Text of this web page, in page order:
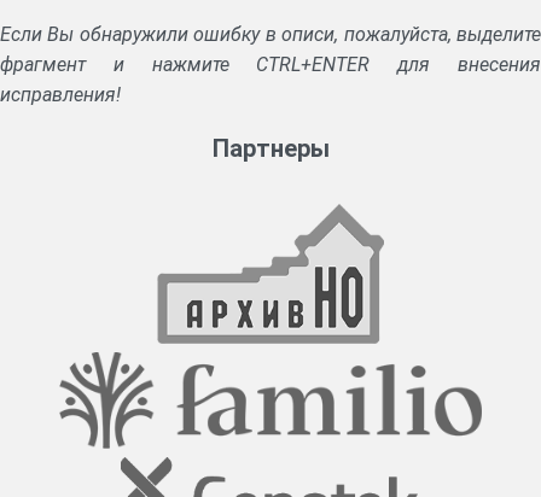
Если Вы обнаружили ошибку в описи, пожалуйста, выделите
фрагмент и нажмите CTRL+ENTER для внесения
исправления!
Партнеры